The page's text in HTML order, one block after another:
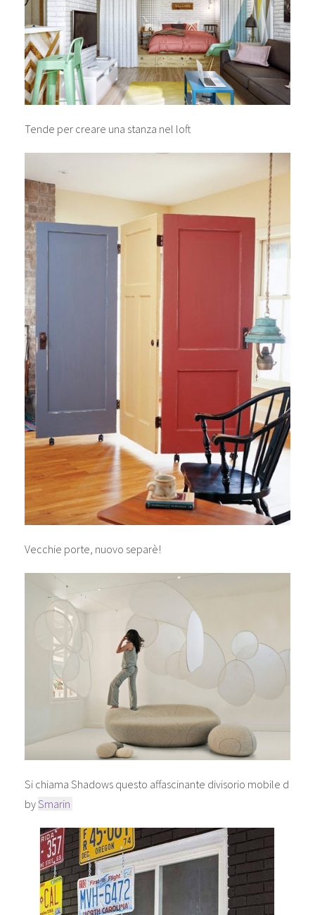
Tende per creare una stanza nel loft
Vecchie porte, nuovo separè!
Si chiama Shadows questo affascinante divisorio mobile d
bySmarin